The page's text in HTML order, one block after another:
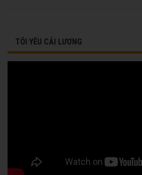
TÔI YÊU CẢI LƯƠNG